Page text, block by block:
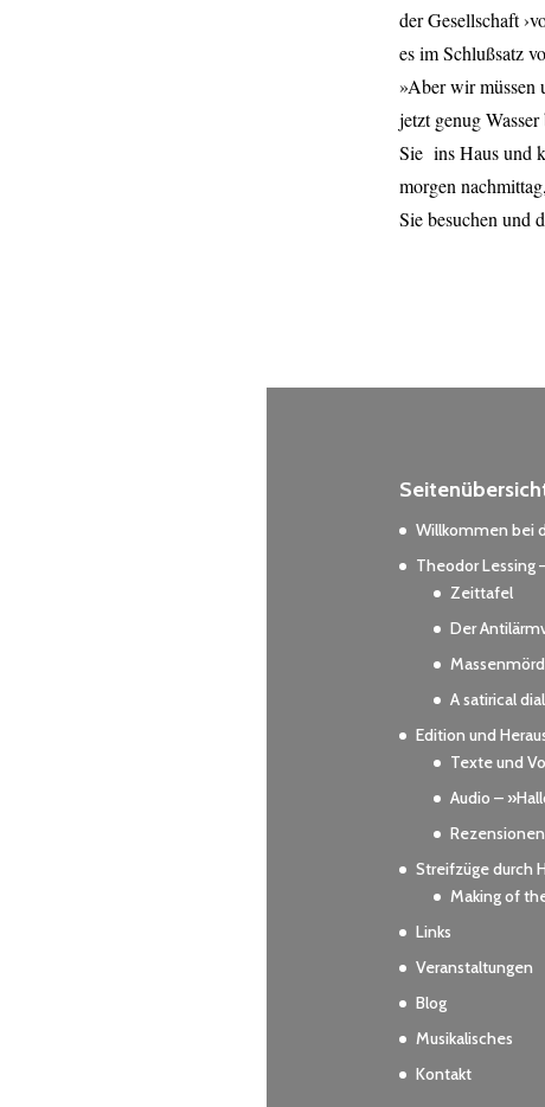
der Gesellschaft
es im Schlußsatz
»Aber wir müssen
jetzt genug
Sie ins Haus und
morgen
Sie besuchen und
Willkommen bei
Theodor Lessing
Zeittafel
Der
A satirical
Edition und
Texte und
Audio –
Rezensionen
Streifzüge durch
Making of
Links
Veranstaltungen
Blog
Musikalisches
Kontakt